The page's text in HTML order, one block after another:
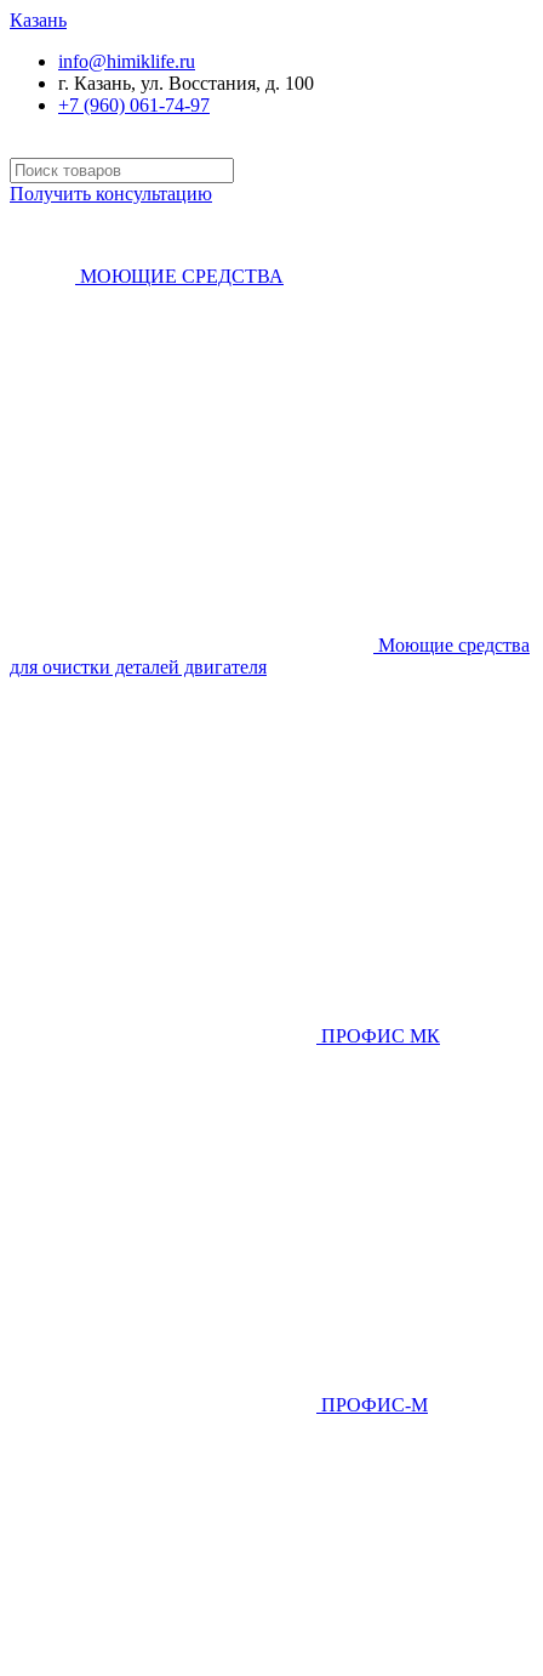
Казань
info@himiklife.ru
г. Казань, ул. Восстания, д. 100
+7 (960) 061-74-97
Получить консультацию
МОЮЩИЕ СРЕДСТВА
Моющие средства
для очистки деталей двигателя
ПРОФИС МК
ПРОФИС-М